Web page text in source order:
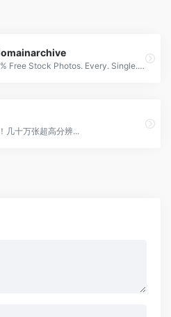
New 100% Free Stock Photos. Every. Single. Week.
几十万张超高分辨...